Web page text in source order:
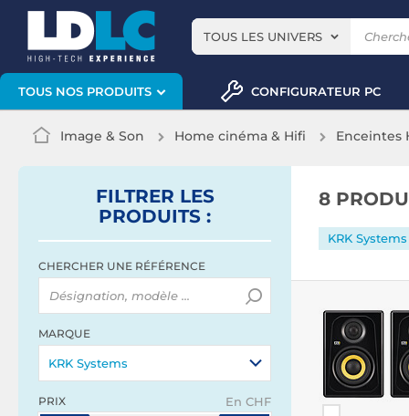
TOUS LES UNIVERS
TOUS NOS PRODUITS CONFIGURATEUR PC
Image & Son Home cinéma & Hifi Enceintes
FILTRER LES
PRODUITS :
CHERCHER UNE RÉFÉRENCE
MARQUE
KRK Systems
PRIX En CHF
8
KRK Systems